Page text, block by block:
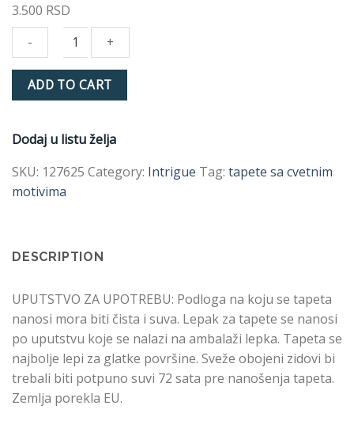
3.500 RSD
INTRIGUE
WALLPAPER
SAGE
quantity
ADD TO CART
Dodaj u listu želja
SKU: 127625 Category: Intrigue Tag: tapete sa cvetnim
motivima
DESCRIPTION
UPUTSTVO ZA UPOTREBU: Podloga na koju se tapeta
nanosi mora biti čista i suva. Lepak za tapete se nanosi
po uputstvu koje se nalazi na ambalaži lepka. Tapeta se
najbolje lepi za glatke površine. Sveže obojeni zidovi bi
trebali biti potpuno suvi 72 sata pre nanošenja tapeta.
Zemlja porekla EU.